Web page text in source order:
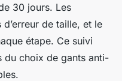
30 jours. Les
de taille, et le
étape. Ce suivi
du choix de gants anti-